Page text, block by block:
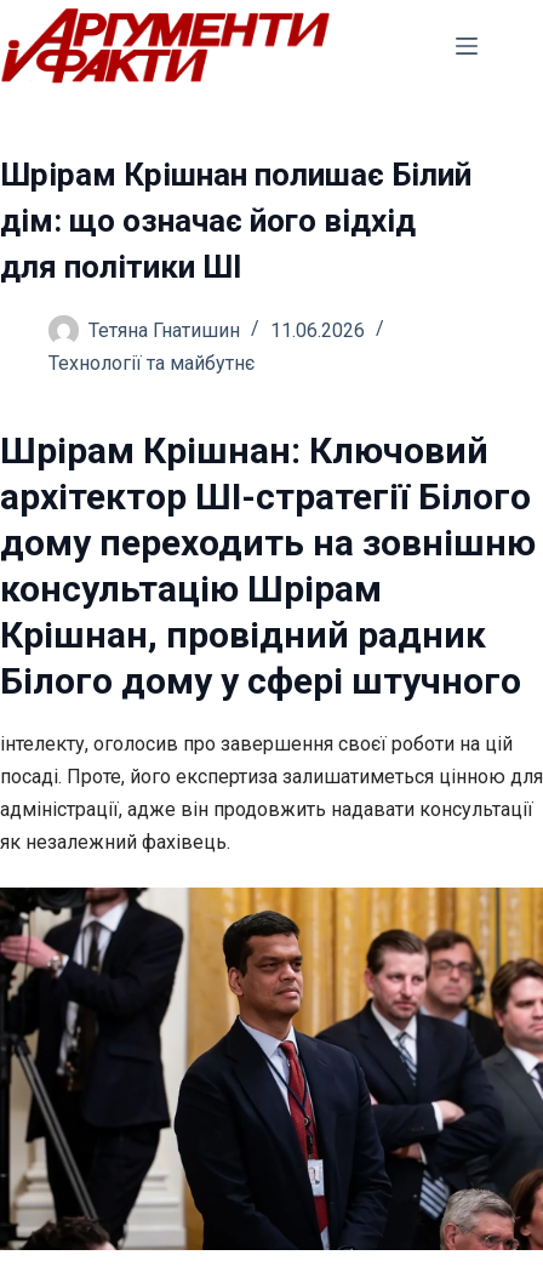
Перейти
до
вмісту
Шрірам Крішнан полишає Білий
дім: що означає його відхід
для політики ШІ
Тетяна Гнатишин
11.06.2026
Технології та майбутнє
Шрірам Крішнан: Ключовий
архітектор ШІ-стратегії Білого
дому переходить на зовнішню
консультацію Шрірам
Крішнан, провідний радник
Білого дому у сфері штучного
інтелекту, оголосив про завершення своєї роботи на цій
посаді. Проте, його експертиза залишатиметься цінною для
адміністрації, адже він продовжить надавати консультації
як незалежний фахівець.